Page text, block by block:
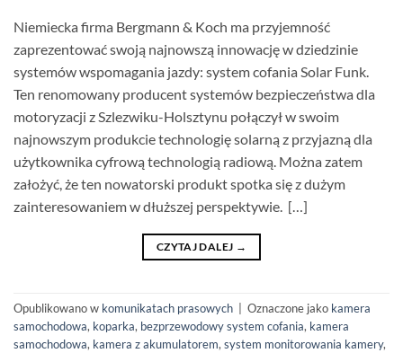
Niemiecka firma Bergmann & Koch ma przyjemność
zaprezentować swoją najnowszą innowację w dziedzinie
systemów wspomagania jazdy: system cofania Solar Funk.
Ten renomowany producent systemów bezpieczeństwa dla
motoryzacji z Szlezwiku-Holsztynu połączył w swoim
najnowszym produkcie technologię solarną z przyjazną dla
użytkownika cyfrową technologią radiową. Można zatem
założyć, że ten nowatorski produkt spotka się z dużym
zainteresowaniem w dłuższej perspektywie. […]
CZYTAJ DALEJ →
Opublikowano w komunikatach prasowych Oznaczone jako kamera
samochodowa, koparka, bezprzewodowy system cofania, kamera
samochodowa, kamera z akumulatorem, system monitorowania kamery,